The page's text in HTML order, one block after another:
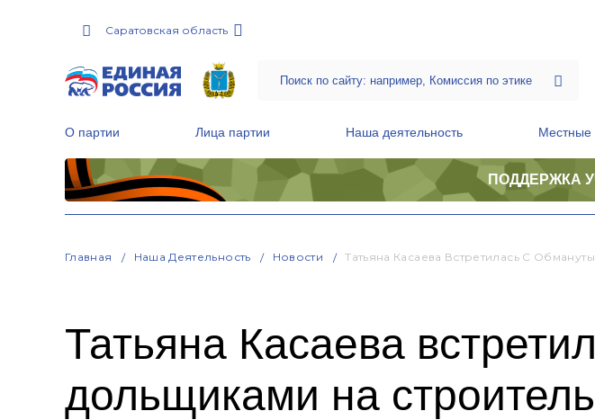
Саратовская область
О партии Лица партии Наша деятельность Местные
ПОДДЕРЖКА
Главная Наша Деятельность Новости Татьяна Касаева Встретилась С
Татьяна Касаева
дольщиками на